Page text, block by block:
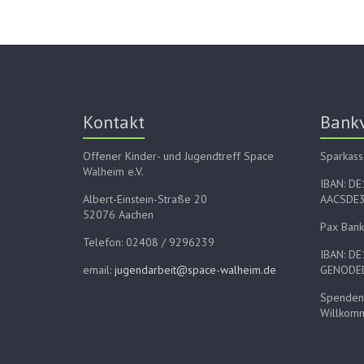
Kontakt
Offener Kinder- und Jugendtreff Space
Walheim e.V.
Albert-Einstein-Straße 20
52076 Aachen
Telefon: 02408 / 9296239
email: jugendarbeit@space-walheim.de
IBAN:
Pax
IBAN: